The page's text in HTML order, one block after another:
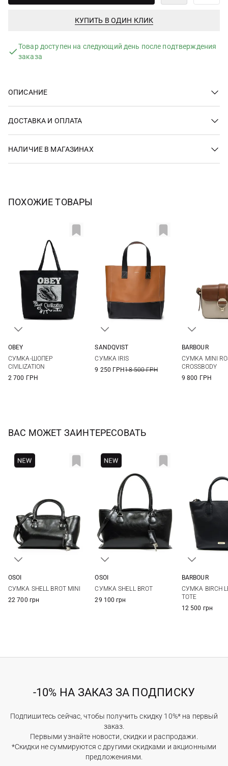
КУПИТЬ В ОДИН КЛИК
Товар доступен на следующий день после подтверждения
заказа
ОПИСАНИЕ
ДОСТАВКА И ОПЛАТА
НАЛИЧИЕ В МАГАЗИНАХ
ПОХОЖИЕ ТОВАРЫ
OBEY
СУМКА-ШОПЕР
CIVILIZATION
2 700 ГРН
32X30X20СМ
SANDQVIST
СУМКА IRIS
9 250 ГРН18 500 ГРН
BARBOUR
СУМКА MINI
CROSSBODY
9 800 ГРН
ВАС МОЖЕТ ЗАИНТЕРЕСОВАТЬ
OSOI
СУМКА SHELL BROT MINI
22 700 грн
OSOI
СУМКА SHELL BROT
29 100 грн
BARBOUR
СУМКА BIRCH
TOTE
12 500 грн
-10% НА ЗАКАЗ ЗА ПОДПИСКУ
Подпишитесь сейчас, чтобы получить скидку 10%* на первый
заказ.
Первыми узнайте новости, скидки и распродажи.
*Скидки не суммируются с другими скидками и акционными
предложениями.